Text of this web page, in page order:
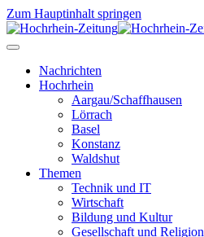
Zum Hauptinhalt springen
Nachrichten
Hochrhein
Aargau/Schaffhausen
Lörrach
Basel
Konstanz
Waldshut
Themen
Technik und IT
Wirtschaft
Bildung und Kultur
Gesellschaft und Religion